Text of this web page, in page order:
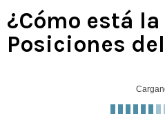
¿Cómo está
Posiciones